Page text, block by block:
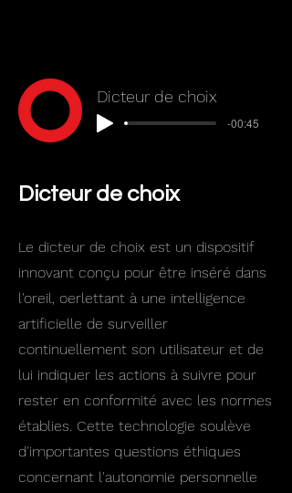
Dicteur de choix
-00:45
Dicteur de choix
Le dicteur de choix est un dispositif
innovant conçu pour être inséré dans
l'oreil, oerlettant à une intelligence
artificielle de surveiller
continuellement son utilisateur et de
lui indiquer les actions à suivre pour
rester en conformité avec les normes
établies. Cette technologie soulève
d'importantes questions éthiques
concernant l'autonomie personnelle